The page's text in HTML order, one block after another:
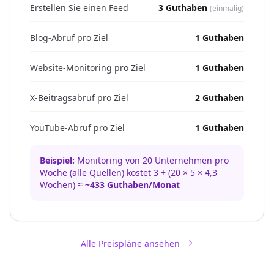
Erstellen Sie einen Feed 3 Guthaben (einmalig)
Blog-Abruf pro Ziel 1 Guthaben
Website-Monitoring pro Ziel 1 Guthaben
X-Beitragsabruf pro Ziel 2 Guthaben
YouTube-Abruf pro Ziel 1 Guthaben
Beispiel: Monitoring von 20 Unternehmen pro
Woche (alle Quellen) kostet 3 + (20 × 5 × 4,3
Wochen) ≈ ~433 Guthaben/Monat
Alle Preispläne ansehen